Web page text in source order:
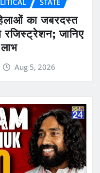
का जबरदस्त
रजिस्ट्रेशन; जानिए
Aug 5, 2026